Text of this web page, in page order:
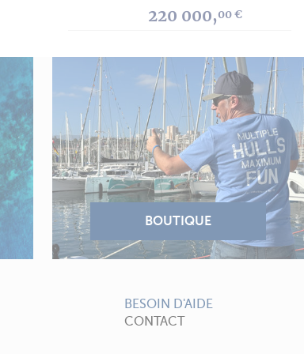
220 000,00 €
BESOIN D'AIDE
CONTACT